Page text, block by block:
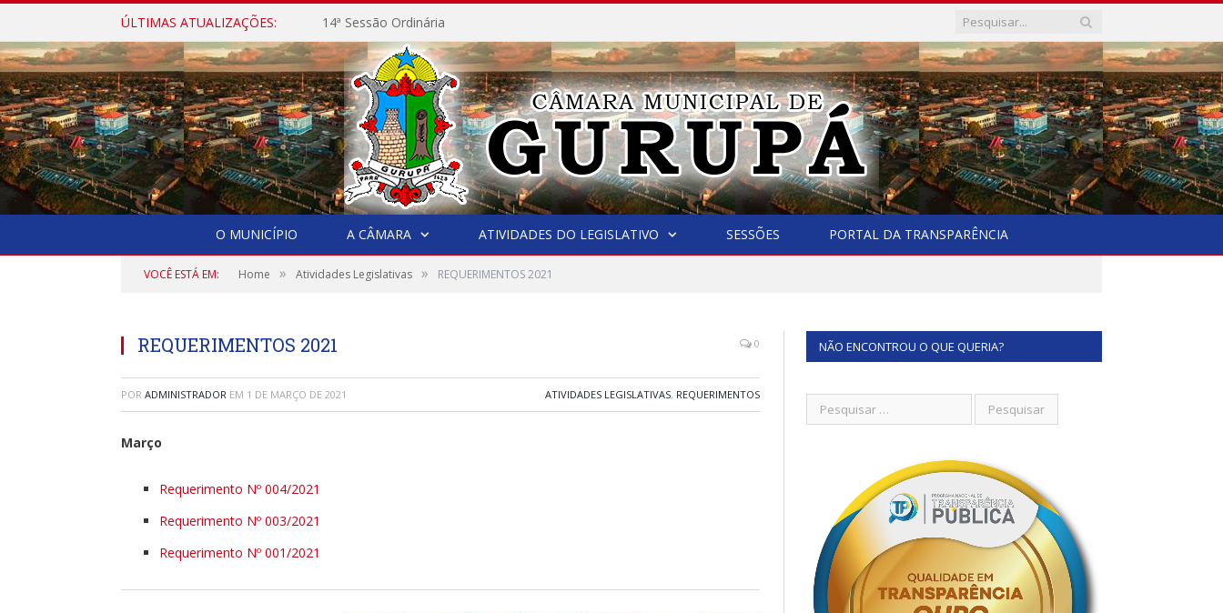
ÚLTIMAS ATUALIZAÇÕES: 14ª Sessão Ordinária
O MUNICÍPIO A CÂMARA ATIVIDADES DO LEGISLATIVO SESSÕES PORTAL DA TRANSPARÊNCIA
VOCÊ ESTÁ EM: Home » Atividades Legislativas » REQUERIMENTOS 2021
REQUERIMENTOS 2021 0
POR ADMINISTRADOR EM 1 DE MARÇO DE 2021 ATIVIDADES LEGISLATIVAS, REQUERIMENTOS
Março
Requerimento Nº 004/2021
Requerimento Nº 003/2021
Requerimento Nº 001/2021
NÃO ENCONTROU O QUE QUERIA?